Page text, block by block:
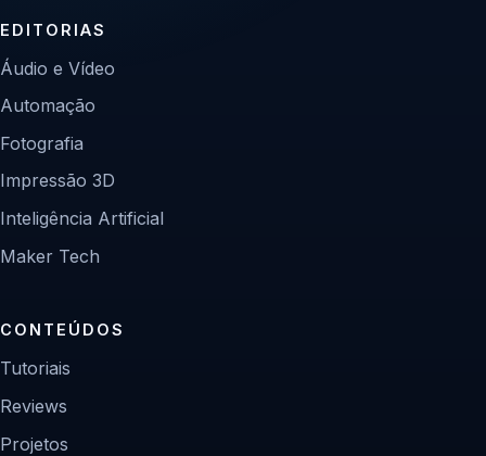
EDITORIAS
Áudio e Vídeo
Automação
Fotografia
Impressão 3D
Inteligência Artificial
Maker Tech
CONTEÚDOS
Tutoriais
Reviews
Projetos